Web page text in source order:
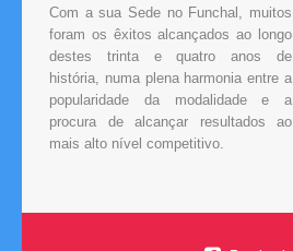
Com a sua Sede no Funchal, muitos
foram os êxitos alcançados ao longo
destes trinta e quatro anos de
história, numa plena harmonia entre a
popularidade da modalidade e a
procura de alcançar resultados ao
mais alto nível competitivo.